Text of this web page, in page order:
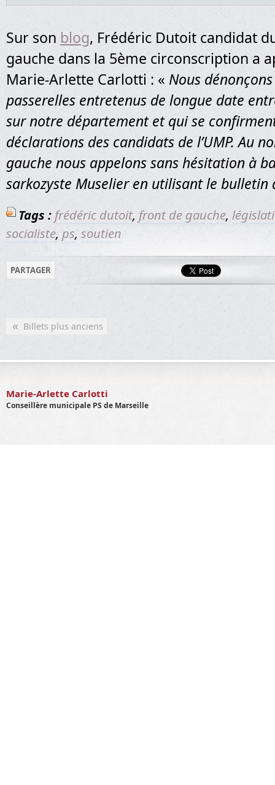
Sur son blog, Frédéric Dutoit candidat
gauche dans la 5ème circonscription a
Marie-Arlette Carlotti : « Nous
passerelles entretenus de longue date
sur notre département et qui se
déclarations des candidats de l’UMP. Au
gauche nous appelons sans hésitation à
sarkozyste Muselier en utilisant le bulletin
Tags : frédéric dutoit, front de gauche,
socialiste, ps, soutien
PARTAGER
« Billets plus anciens
Marie-Arlette Carlotti
Conseillère municipale PS de Marseille